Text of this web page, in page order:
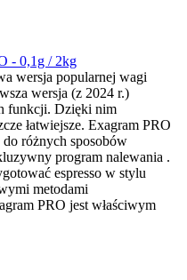
- 0,1g / 2kg
wersja popularnej wagi
wersja (z 2024 r.)
funkcji. Dzięki nim
łatwiejsze. Exagram PRO
różnych sposobów
program nalewania .
espresso w stylu
metodami
PRO jest właściwym